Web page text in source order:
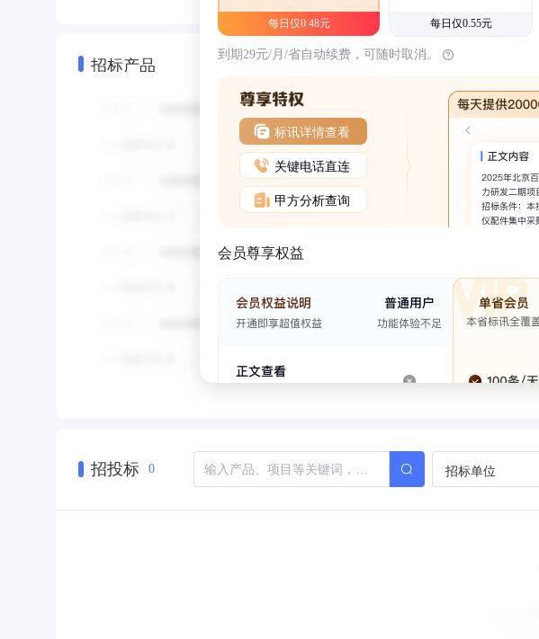
招标产品
每日仅0.48元 每日仅0.55元
到期29元/月/省自动续费，可随时取消。
标讯详情查看
关键电话直连
甲方分析查询
会员尊享权益
招投标 0 招标单位